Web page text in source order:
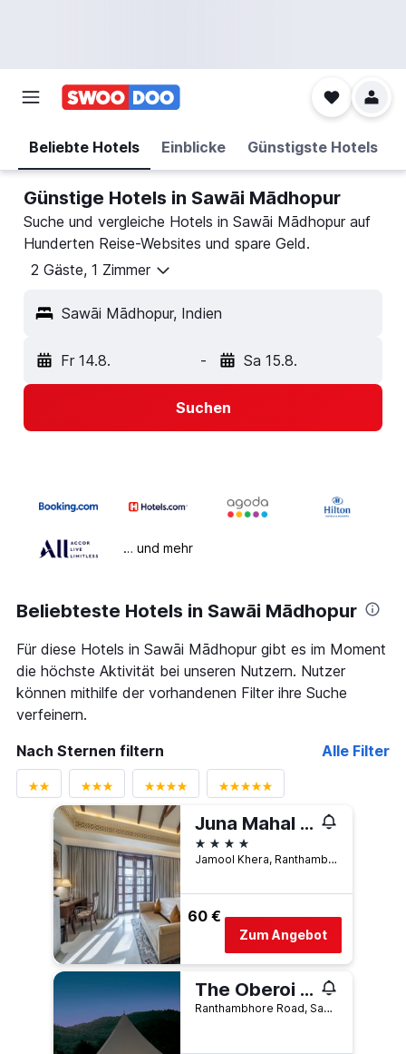
Beliebte Hotels Einblicke Günstigste Hotels
Günstige Hotels in Sawāi Mādhopur
Suche und vergleiche Hotels in Sawāi Mādhopur auf
Hunderten Reise-Websites und spare Geld.
2 Gäste, 1 Zimmer
Sawāi Mādhopur, Indien
Fr 14.8. - Sa 15.8.
Suchen
… und mehr
Beliebteste Hotels in Sawāi Mādhopur
Für diese Hotels in Sawāi Mādhopur gibt es im Moment
die höchste Aktivität bei unseren Nutzern. Nutzer
können mithilfe der vorhandenen Filter ihre Suche
verfeinern.
Nach Sternen filtern
Alle Filter
Juna Mahal Jungle Resort Ranthambore
4 Sterne
Jamool Khera, Ranthambore Road, Sawāi Mādhopur, Indien
60 €
Zum Angebot
The Oberoi Vanyavilas Wildlife Resort, Ranthambhore
Ranthambhore Road, Sawāi Mādhopur, Indien